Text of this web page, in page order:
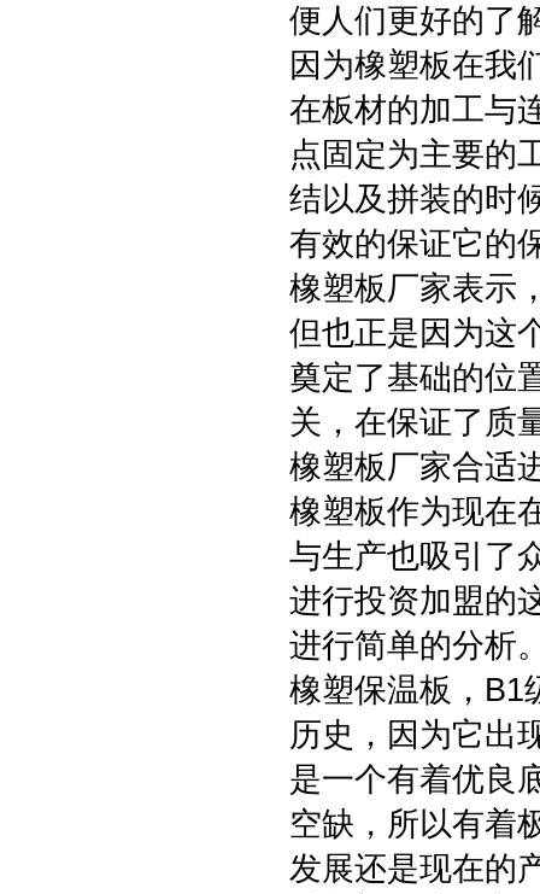
便人们更好的了
因为橡塑板在我
在板材的加工与
点固定为主要的
结以及拼装的时
有效的保证它的
橡塑板厂家表示
但也正是因为这
奠定了基础的位
关，在保证了质
橡塑板厂家合适
橡塑板作为现在
与生产也吸引了
进行投资加盟的
进行简单的分析
橡塑保温板，B1
历史，因为它出
是一个有着优良
空缺，所以有着
发展还是现在的